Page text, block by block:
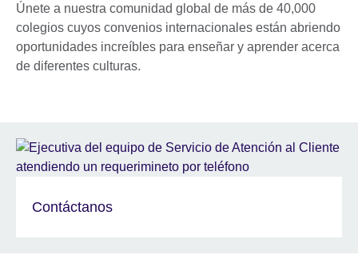
Únete a nuestra comunidad global de más de 40,000
colegios cuyos convenios internacionales están abriendo
oportunidades increíbles para enseñar y aprender acerca
de diferentes culturas.
Contáctanos